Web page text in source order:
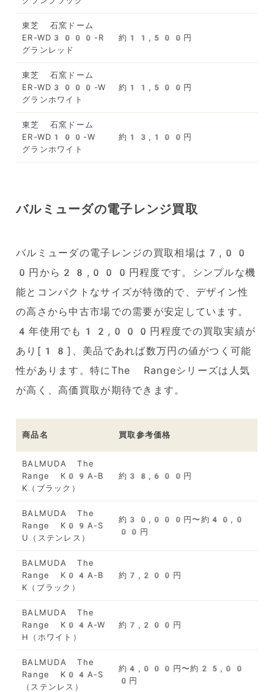
東芝 石窯ドーム
ER-WD3000-R
グランレッド
約11,500円
東芝 石窯ドーム
ER-WD3000-W
グランホワイト
約11,500円
東芝 石窯ドーム
ER-WD100-W
グランホワイト
約13,100円
バルミューダの電子レンジ買取
バルミューダの電子レンジの買取相場は7,00
0円から28,000円程度です。シンプルな機
能とコンパクトなサイズが特徴的で、デザイン性
の高さから中古市場での需要が安定しています。
4年使用でも12,000円程度での買取実績が
あり[18]、美品であれば数万円の値がつく可能
性があります。特にThe Rangeシリーズは人気
が高く、高価買取が期待できます。
商品名 買取参考価格
BALMUDA The
Range K09A-B
K（ブラック）
約38,600円
BALMUDA The
Range K09A-S
U（ステンレス）
約30,000円〜約40,0
00円
BALMUDA The
Range K04A-B
K（ブラック）
約7,200円
BALMUDA The
Range K04A-W
H（ホワイト）
約7,200円
BALMUDA The
Range K04A-S
（ステンレス）
約4,000円〜約25,00
0円